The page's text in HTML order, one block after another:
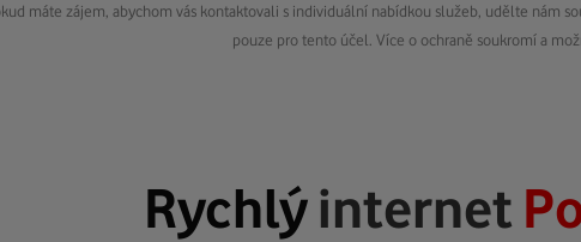
máte zájem, abychom vás kontaktovali s individuální nabídkou služeb, udělte nám
pouze pro tento účel. Více o ochraně soukromí a
Rychlýinternet